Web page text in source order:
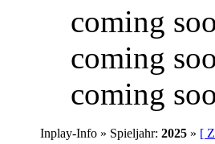
coming
coming
coming
Inplay-Info » Spieljahr: 2025 » [